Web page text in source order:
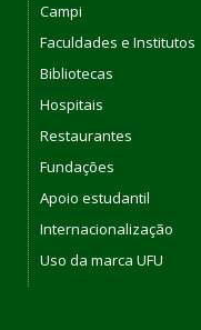
Campi
Faculdades e Institutos
Bibliotecas
Hospitais
Restaurantes
Fundações
Apoio estudantil
Internacionalização
Uso da marca UFU